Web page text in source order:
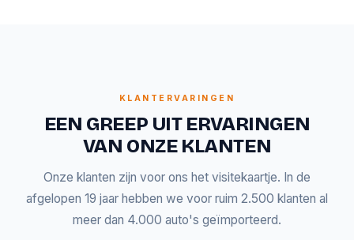
KLANTERVARINGEN
EEN GREEP UIT ERVARINGEN
VAN ONZE KLANTEN
Onze klanten zijn voor ons het visitekaartje. In de
afgelopen 19 jaar hebben we voor ruim 2.500 klanten al
meer dan 4.000 auto's geïmporteerd.